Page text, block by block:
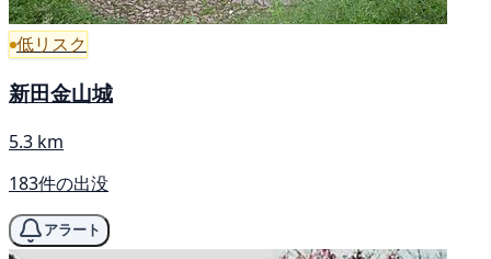
低リスク
新田金山城
5.3 km
183件の出没
アラート